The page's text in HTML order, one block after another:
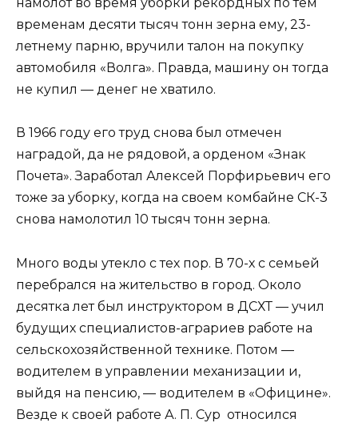
временам десяти тысяч тонн зерна ему, 23-
летнему парню, вручили талон на покупку
автомобиля «Волга». Правда, машину он тогда
не купил — денег не хватило.
В 1966 году его труд снова был отмечен
наградой, да не рядовой, а орденом «Знак
Почета». Заработал Алексей Порфирьевич его
тоже за уборку, когда на своем комбайне СК-3
снова намолотил 10 тысяч тонн зерна.
Много воды утекло с тех пор. В 70-х с семьей
перебрался на жительство в город. Около
десятка лет был инструктором в ДСХТ — учил
будущих специалистов-­аграриев работе на
сельскохозяйственной технике. Потом —
водителем в управлении механизации и,
выйдя на пенсию, — водителем в «Официне».
Везде к своей работе А. П. Сур относился